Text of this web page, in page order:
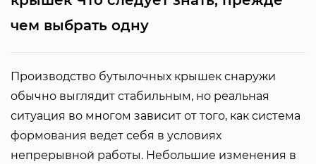
чем выбрать одну
Производство бутылочных крышек снаружи
обычно выглядит стабильным, но реальная
ситуация во многом зависит от того, как система
формования ведет себя в условиях
непрерывной работы. Небольшие изменения в